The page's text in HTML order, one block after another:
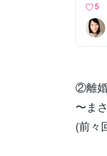
思い
－－
定)③
恋愛
は２
がら
の証
みず
迎え
5
②離
〜ま
(前々